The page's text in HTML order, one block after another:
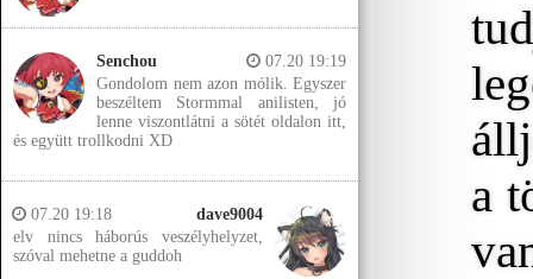
Senchou
07.20 19:19
Gondolom nem azon mólik. Egyszer
beszéltem Stormmal anilisten, jó
lenne viszontlátni a sötét oldalon itt,
és együtt trollkodni XD
dave9004
07.20 19:18
elv nincs háborús veszélyhelyzet,
szóval mehetne a guddoh
a